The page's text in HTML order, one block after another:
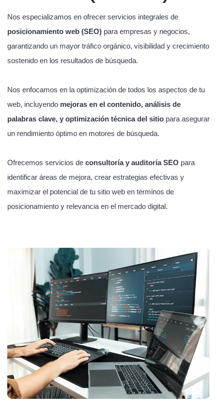
Nos especializamos en ofrecer servicios integrales de
posicionamiento web (SEO) para empresas y negocios,
garantizando un mayor tráfico orgánico, visibilidad y crecimiento
sostenido en los resultados de búsqueda.
Nos enfocamos en la optimización de todos los aspectos de tu
web, incluyendo mejoras en el contenido, análisis de
palabras clave, y optimización técnica del sitio para asegurar
un rendimiento óptimo en motores de búsqueda.
Ofrecemos servicios de consultoría y auditoría SEO para
identificar áreas de mejora, crear estrategias efectivas y
maximizar el potencial de tu sitio web en términos de
posicionamiento y relevancia en el mercado digital.